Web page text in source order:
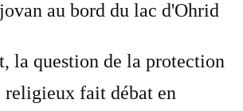
au bord du lac d'Ohrid
la question de la protection
fait débat en